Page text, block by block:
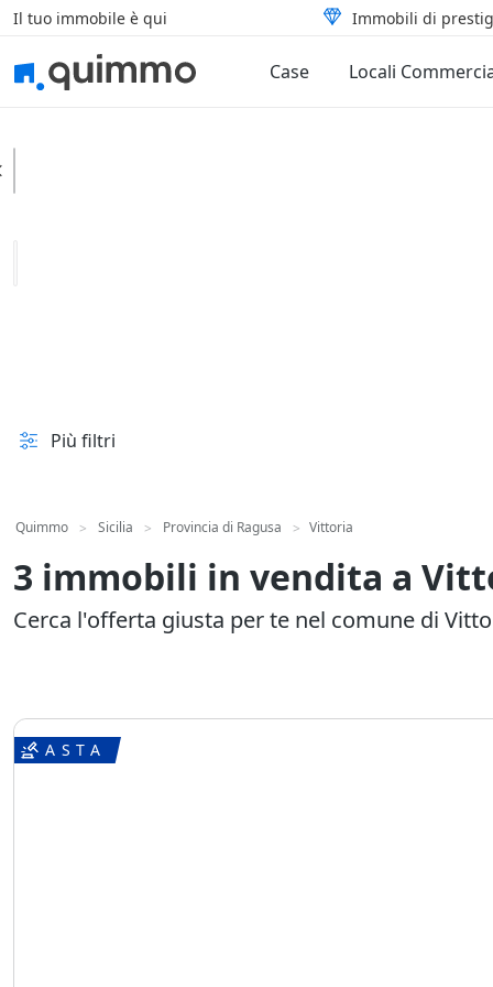
Il tuo immobile è qui Immobili di
Case Locali
Più filtri
Quimmo > Sicilia > Provincia di Ragusa > Vittoria
3 immobili in vendita a
Cerca l'offerta giusta per te nel comune di